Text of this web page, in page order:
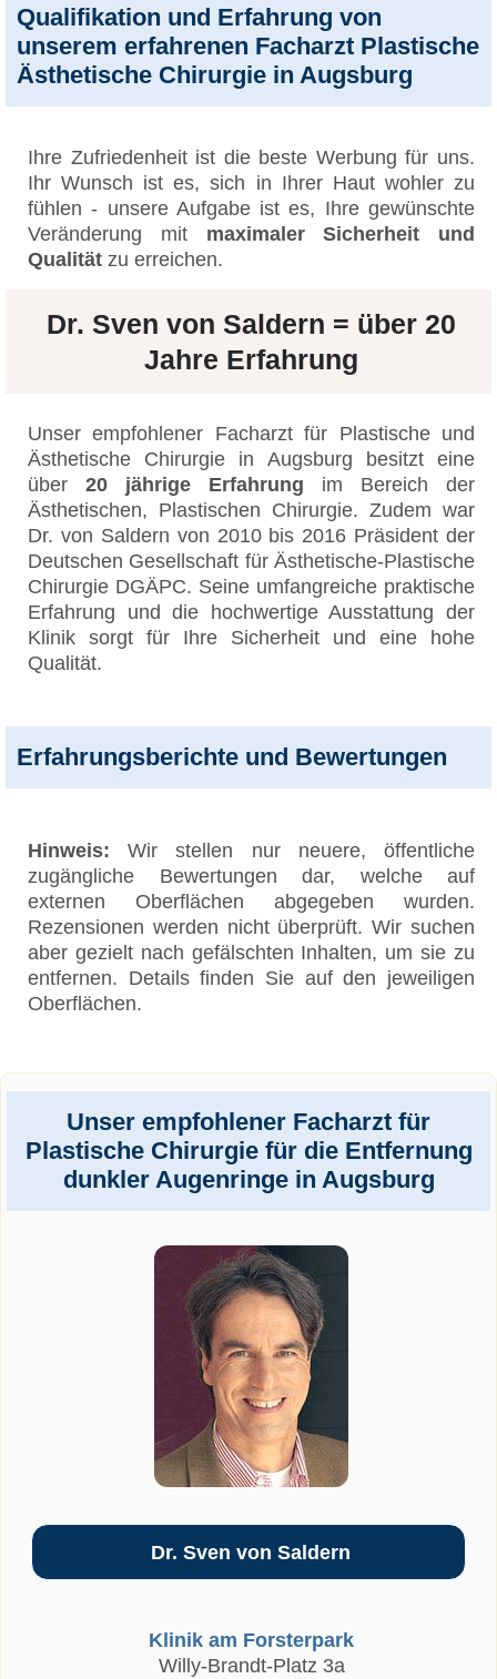
Qualifikation und Erfahrung von
unserem erfahrenen Facharzt Plastische
Ästhetische Chirurgie in Augsburg
Ihre Zufriedenheit ist die beste Werbung für uns.
Ihr Wunsch ist es, sich in Ihrer Haut wohler zu
fühlen - unsere Aufgabe ist es, Ihre gewünschte
Veränderung mit maximaler Sicherheit und
Qualität zu erreichen.
Dr. Sven von Saldern = über 20
Jahre Erfahrung
Unser empfohlener Facharzt für Plastische und
Ästhetische Chirurgie in Augsburg besitzt eine
über 20 jährige Erfahrung im Bereich der
Ästhetischen, Plastischen Chirurgie. Zudem war
Dr. von Saldern von 2010 bis 2016 Präsident der
Deutschen Gesellschaft für Ästhetische-Plastische
Chirurgie DGÄPC. Seine umfangreiche praktische
Erfahrung und die hochwertige Ausstattung der
Klinik sorgt für Ihre Sicherheit und eine hohe
Qualität.
Erfahrungsberichte und Bewertungen
Hinweis: Wir stellen nur neuere, öffentliche
zugängliche Bewertungen dar, welche auf
externen Oberflächen abgegeben wurden.
Rezensionen werden nicht überprüft. Wir suchen
aber gezielt nach gefälschten Inhalten, um sie zu
entfernen. Details finden Sie auf den jeweiligen
Oberflächen.
Unser empfohlener Facharzt für
Plastische Chirurgie für die Entfernung
dunkler Augenringe in Augsburg
Dr. Sven von Saldern
Klinik am Forsterpark
Willy-Brandt-Platz 3a